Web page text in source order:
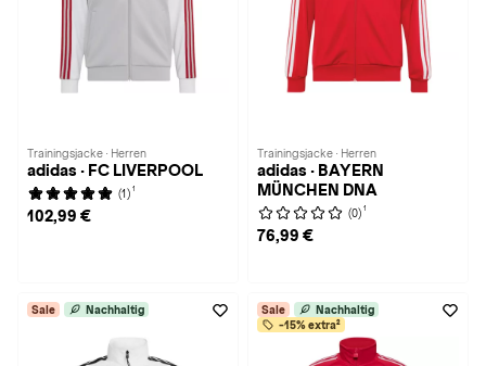
Trainingsjacke · Herren
adidas · FC LIVERPOOL
(1) 1
102,99 €
Trainingsjacke · Herren
adidas · BAYERN
MÜNCHEN DNA
(0) 1
76,99 €
Sale Nachhaltig Sale
Nachhaltig
-15% extra²